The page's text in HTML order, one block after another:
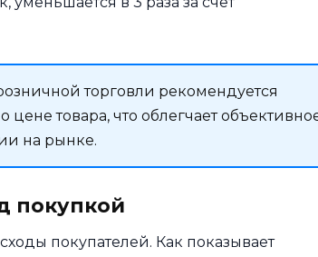
торговли рекомендуется
товара, что облегчает
на рынке.
покупкой
покупателей. Как показывает